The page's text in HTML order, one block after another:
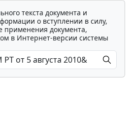
текста документа и
о вступлении в силу,
применения документа,
в Интернет-версии системы